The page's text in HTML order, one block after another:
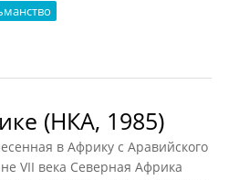
(НКА, 1985)
в Африку с Аравийского
VII века Северная Африка